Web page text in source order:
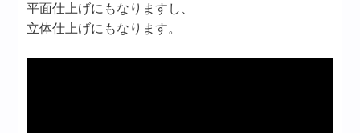
平面仕上げにもなりますし、
立体仕上げにもなります。